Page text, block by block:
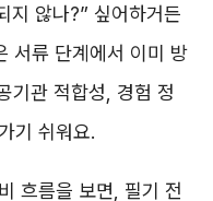
지 않나?” 싶어하거든
서류 단계에서 이미 방
기관 적합성, 경험 정
기 쉬워요.
흐름을 보면, 필기 전